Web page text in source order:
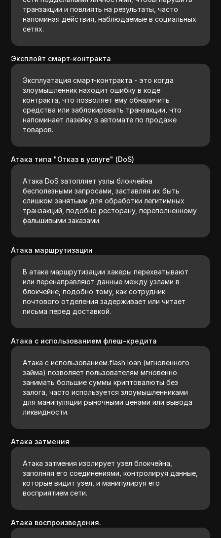
транзакции и повлиять на результаты, часто
напоминая действия, наблюдаемые в социальных
сетях.
Эксплойт смарт-контракта
Эксплуатация смарт-контракта - это когда
злоумышленник находит ошибку в коде
контракта, что позволяет ему обналичить
средства или заблокировать транзакции, что
напоминает лазейку в автомате по продаже
товаров.
Атака типа "Отказ в услуге" (DoS)
Атака DoS затопляет узлы блокчейна
бесполезными запросами, заставляя их быть
слишком занятыми для обработки легитимных
транзакций, подобно ресторану, переполненному
фальшивыми заказами.
Атака маршрутизации
В атаке маршрутизации хакеры перехватывают
или перенаправляют данные между узлами в
блокчейне, подобно тому, как сотрудник
почтового отделения задерживает или читает
письма перед доставкой.
Атака с использованием флеш-кредита
Атака с использованием.flash loan (мгновенного
займа) позволяет пользователям мгновенно
занимать большие суммы криптовалюты без
залога, часто используется злоумышленниками
для манипуляции рыночными ценами или вывода
ликвидности.
Атакa затмения
Атака затмения изолирует узел блокчейна,
заполняя его соединениями, контролируя данные,
которые видит узел, и манипулируя его
восприятием сети.
Атака воспроизведения.